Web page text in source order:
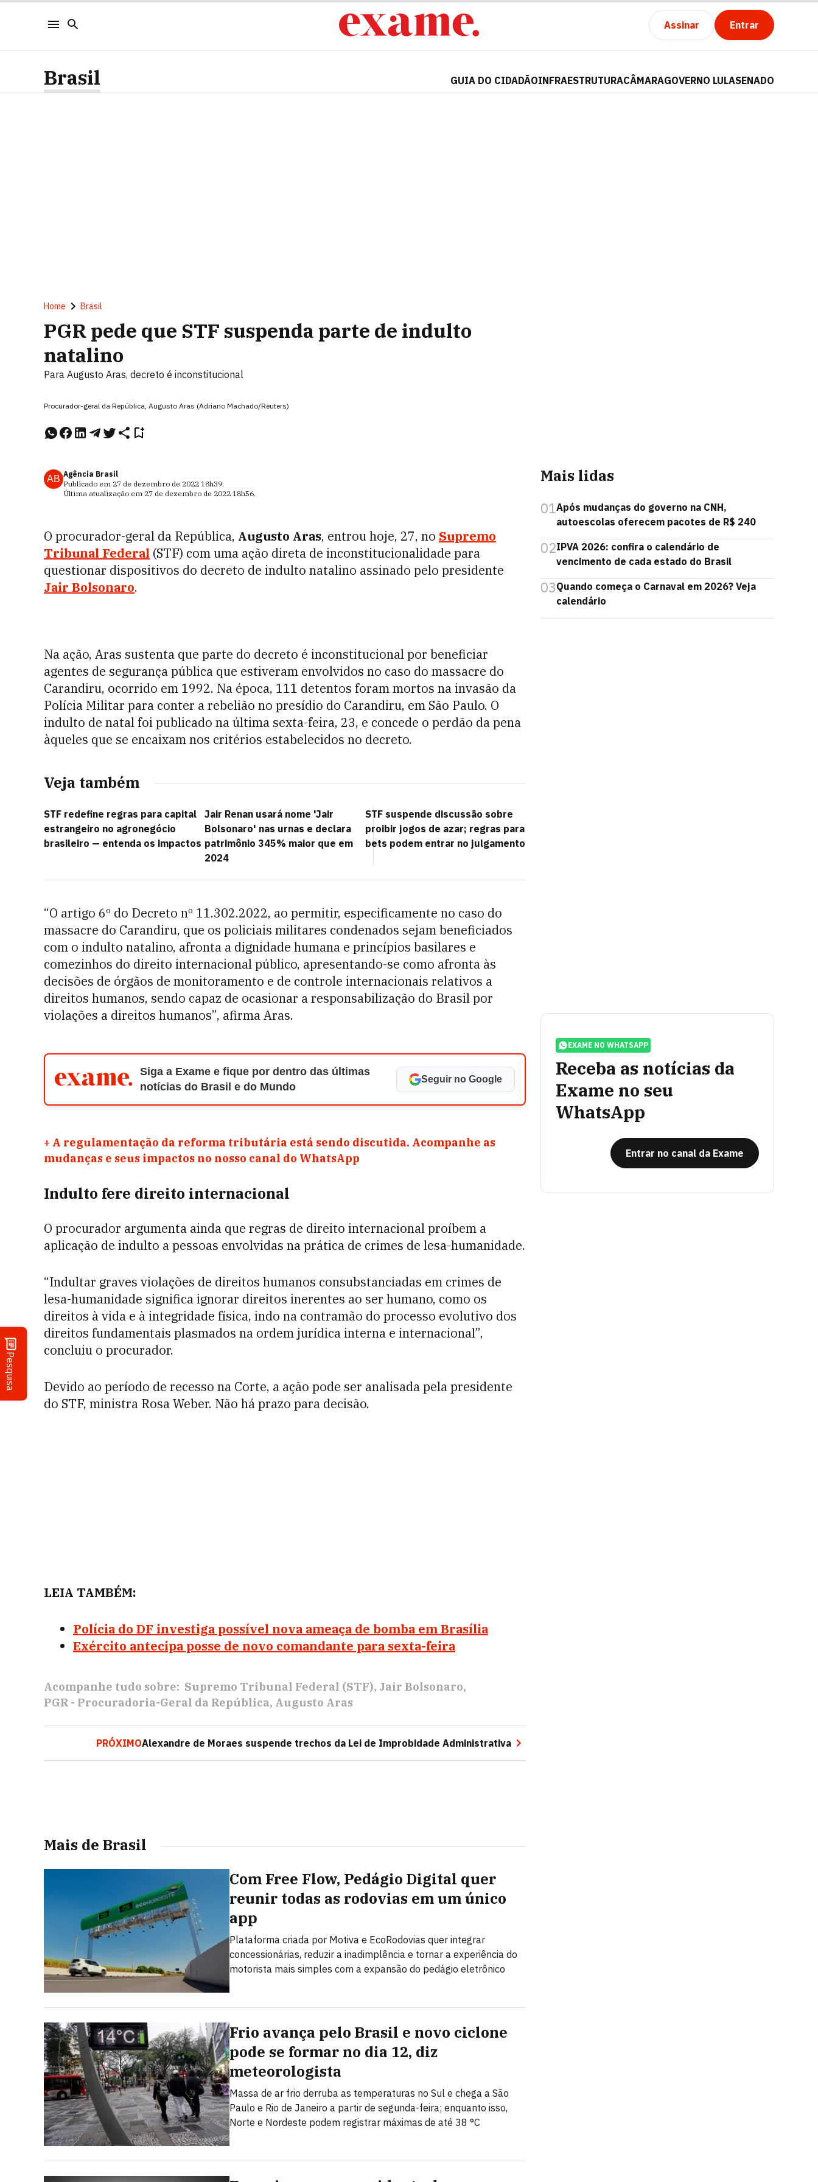
Assinar Entrar
Pesquisa
Brasil GUIA DO CIDADÃOINFRAESTRUTURACÂMARAGOVERNO LULASENADO
Home Brasil
PGR pede que STF suspenda parte de indulto
natalino
Para Augusto Aras, decreto é inconstitucional
Procurador-geral da República, Augusto Aras (Adriano Machado/Reuters)
AB Agência Brasil
Publicado em 27 de dezembro de 2022 18h39.
Última atualização em 27 de dezembro de 2022 18h56.
O procurador-geral da República, Augusto Aras, entrou hoje, 27, no Supremo
Tribunal Federal (STF) com uma ação direta de inconstitucionalidade para
questionar dispositivos do decreto de indulto natalino assinado pelo presidente
Jair Bolsonaro.
Na ação, Aras sustenta que parte do decreto é inconstitucional por beneficiar
agentes de segurança pública que estiveram envolvidos no caso do massacre do
Carandiru, ocorrido em 1992. Na época, 111 detentos foram mortos na invasão da
Polícia Militar para conter a rebelião no presídio do Carandiru, em São Paulo. O
indulto de natal foi publicado na última sexta-feira, 23, e concede o perdão da pena
àqueles que se encaixam nos critérios estabelecidos no decreto.
Veja também
STF redefine regras para capital
estrangeiro no agronegócio
brasileiro — entenda os impactos
Jair Renan usará nome 'Jair
Bolsonaro' nas urnas e declara
patrimônio 345% maior que em
2024
STF suspende discussão sobre
proibir jogos de azar; regras para
bets podem entrar no julgamento
“O artigo 6º do Decreto nº 11.302.2022, ao permitir, especificamente no caso do
massacre do Carandiru, que os policiais militares condenados sejam beneficiados
com o indulto natalino, afronta a dignidade humana e princípios basilares e
comezinhos do direito internacional público, apresentando-se como afronta às
decisões de órgãos de monitoramento e de controle internacionais relativos a
direitos humanos, sendo capaz de ocasionar a responsabilização do Brasil por
violações a direitos humanos”, afirma Aras.
Siga a Exame e fique por dentro das últimas
notícias do Brasil e do Mundo
Seguir no Google
+ A regulamentação da reforma tributária está sendo discutida. Acompanhe as
mudanças e seus impactos no nosso canal do WhatsApp
Indulto fere direito internacional
O procurador argumenta ainda que regras de direito internacional proíbem a
aplicação de indulto a pessoas envolvidas na prática de crimes de lesa-humanidade.
“Indultar graves violações de direitos humanos consubstanciadas em crimes de
lesa-humanidade significa ignorar direitos inerentes ao ser humano, como os
direitos à vida e à integridade física, indo na contramão do processo evolutivo dos
direitos fundamentais plasmados na ordem jurídica interna e internacional”,
concluiu o procurador.
Devido ao período de recesso na Corte, a ação pode ser analisada pela presidente
do STF, ministra Rosa Weber. Não há prazo para decisão.
LEIA TAMBÉM:
Polícia do DF investiga possível nova ameaça de bomba em Brasília
Exército antecipa posse de novo comandante para sexta-feira
Acompanhe tudo sobre: Supremo Tribunal Federal (STF) Jair Bolsonaro
PGR - Procuradoria-Geral da República Augusto Aras
PRÓXIMOAlexandre de Moraes suspende trechos da Lei de Improbidade Administrativa
Mais de Brasil
Com Free Flow, Pedágio Digital quer
reunir todas as rodovias em um único
app
Plataforma criada por Motiva e EcoRodovias quer integrar
concessionárias, reduzir a inadimplência e tornar a experiência do
motorista mais simples com a expansão do pedágio eletrônico
Frio avança pelo Brasil e novo ciclone
pode se formar no dia 12, diz
meteorologista
Massa de ar frio derruba as temperaturas no Sul e chega a São
Paulo e Rio de Janeiro a partir de segunda-feira; enquanto isso,
Norte e Nordeste podem registrar máximas de até 38 °C
Mais lidas
01Após mudanças do governo na CNH,
autoescolas oferecem pacotes de R$ 240
02IPVA 2026: confira o calendário de
vencimento de cada estado do Brasil
03Quando começa o Carnaval em 2026? Veja
calendário
EXAME NO WHATSAPP
Receba as notícias da
Exame no seu
WhatsApp
Entrar no canal da Exame